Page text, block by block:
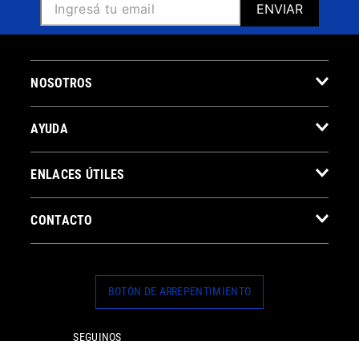
ENVIAR
NOSOTROS
AYUDA
ENLACES ÚTILES
CONTACTO
BOTÓN DE ARREPENTIMIENTO
SEGUINOS